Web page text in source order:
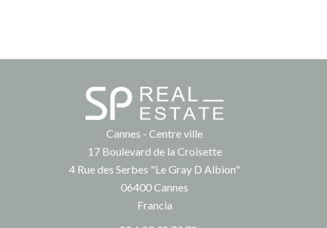
Cannes - Centre ville
17 Boulevard de la Croisette
4 Rue des Serbes "Le Gray D Albion"
06400Cannes
Francia